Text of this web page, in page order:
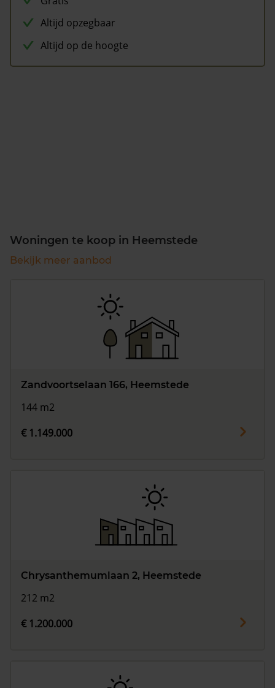
Altijd opzegbaar
Altijd op de hoogte
Woningen te koop in Heemstede
Bekijk meer aanbod
Zandvoortselaan 166, Heemstede
144 m2
€ 1.149.000
Chrysanthemumlaan 2, Heemstede
212 m2
€ 1.200.000